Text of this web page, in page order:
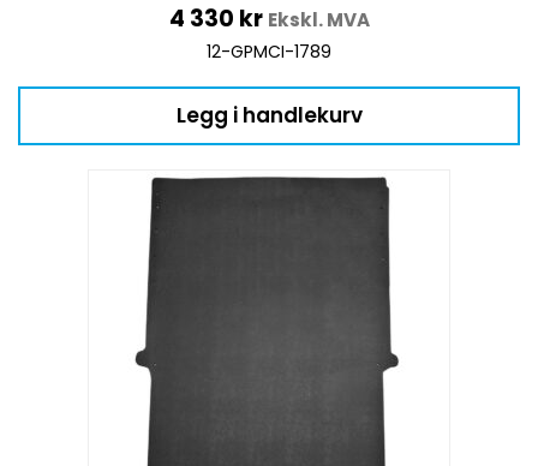
4 330 kr Ekskl. MVA
12-GPMCI-1789
Legg i handlekurv